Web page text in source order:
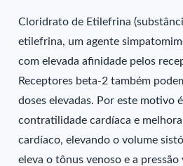
Cloridrato de Etilefrina
etilefrina, um agente
com elevada afinidade pelos
Receptores beta-2 também
doses elevadas. Por este motivo
contratilidade cardíaca e
cardíaco, elevando o volume
eleva o tônus venoso e a pressão